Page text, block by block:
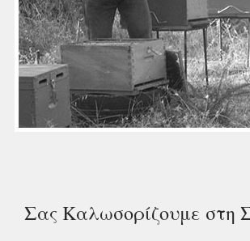
Σας Καλωσορίζουμε στη